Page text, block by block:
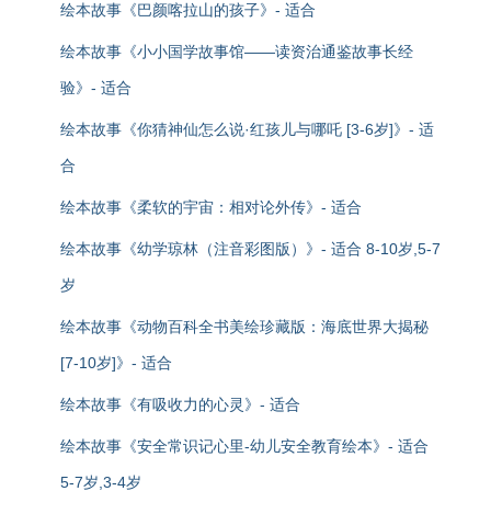
绘本故事《巴颜喀拉山的孩子》- 适合
绘本故事《小小国学故事馆——读资治通鉴故事长经
验》- 适合
绘本故事《你猜神仙怎么说·红孩儿与哪吒 [3-6岁]》- 适
合
绘本故事《柔软的宇宙：相对论外传》- 适合
绘本故事《幼学琼林（注音彩图版）》- 适合 8-10岁,5-7
岁
绘本故事《动物百科全书美绘珍藏版：海底世界大揭秘
[7-10岁]》- 适合
绘本故事《有吸收力的心灵》- 适合
绘本故事《安全常识记心里-幼儿安全教育绘本》- 适合
5-7岁,3-4岁